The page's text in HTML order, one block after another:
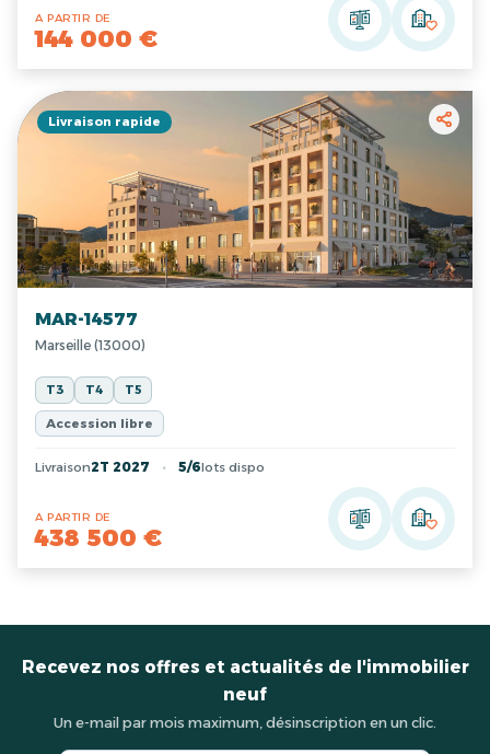
A PARTIR DE
144 000 €
Livraison rapide
MAR-14577
Marseille (13000)
T3 T4 T5
Accession libre
Livraison2T 2027 5/6lots dispo
A PARTIR DE
438 500 €
Recevez nos offres et actualités de l'immobilier
neuf
Un e-mail par mois maximum, désinscription en un clic.